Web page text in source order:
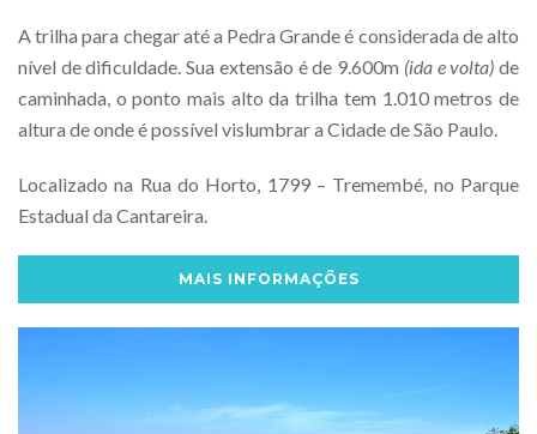
A trilha para chegar até a Pedra Grande é considerada de alto
nível de dificuldade. Sua extensão é de 9.600m (ida e volta) de
caminhada, o ponto mais alto da trilha tem 1.010 metros de
altura de onde é possível vislumbrar a Cidade de São Paulo.
Localizado na Rua do Horto, 1799 – Tremembé, no Parque
Estadual da Cantareira.
MAIS INFORMAÇÕES